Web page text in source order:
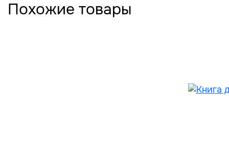
Похожие товары